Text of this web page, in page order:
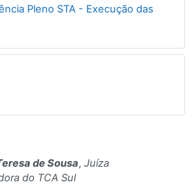
Pleno STA - Execução das
de Sousa, Juíza
do TCA Sul